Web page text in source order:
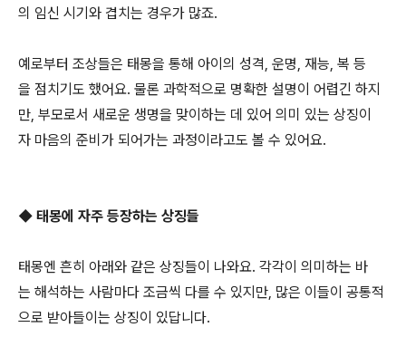
의 임신 시기와 겹치는 경우가 많죠.
예로부터 조상들은 태몽을 통해 아이의 성격, 운명, 재능, 복 등
을 점치기도 했어요. 물론 과학적으로 명확한 설명이 어렵긴 하지
만, 부모로서 새로운 생명을 맞이하는 데 있어 의미 있는 상징이
자 마음의 준비가 되어가는 과정이라고도 볼 수 있어요.
◆ 태몽에 자주 등장하는 상징들
태몽엔 흔히 아래와 같은 상징들이 나와요. 각각이 의미하는 바
는 해석하는 사람마다 조금씩 다를 수 있지만, 많은 이들이 공통적
으로 받아들이는 상징이 있답니다.